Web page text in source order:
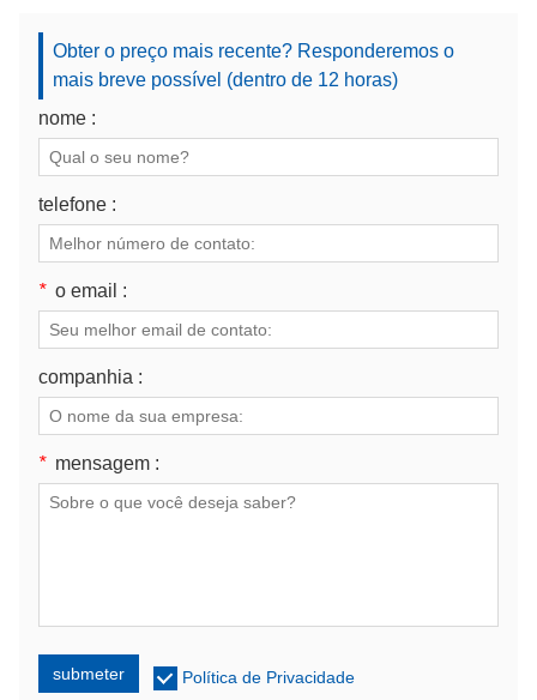
Obter o preço mais recente? Responderemos o
mais breve possível (dentro de 12 horas)
nome :
telefone :
* o email :
companhia :
* mensagem :
submeter Política de Privacidade